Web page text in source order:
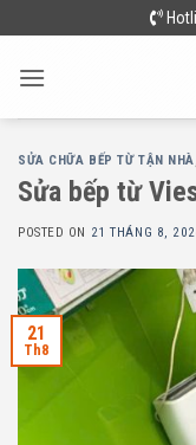
to
content
SỬA CHỮA BẾP TỪ TẬN NHÀ
Sửa bếp từ
POSTED ON 21 THÁNG 8,
21
Th8